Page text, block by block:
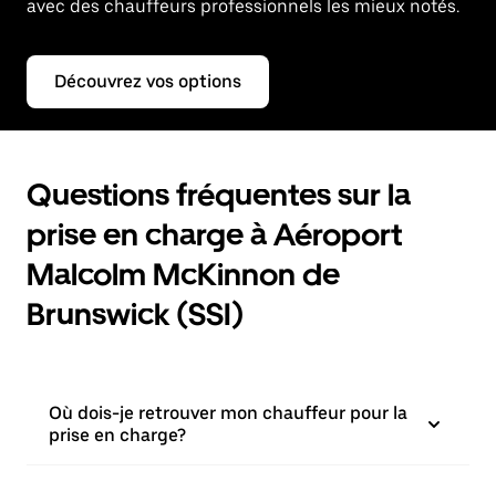
avec des chauffeurs professionnels les mieux notés.
Découvrez vos options
Questions fréquentes sur la
prise en charge à Aéroport
Malcolm McKinnon de
Brunswick (SSI)
Où dois-je retrouver mon chauffeur pour la
prise en charge?